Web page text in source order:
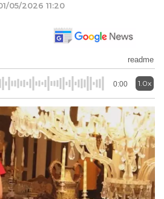
05/2026 11:20
readme
0:00 1.0x